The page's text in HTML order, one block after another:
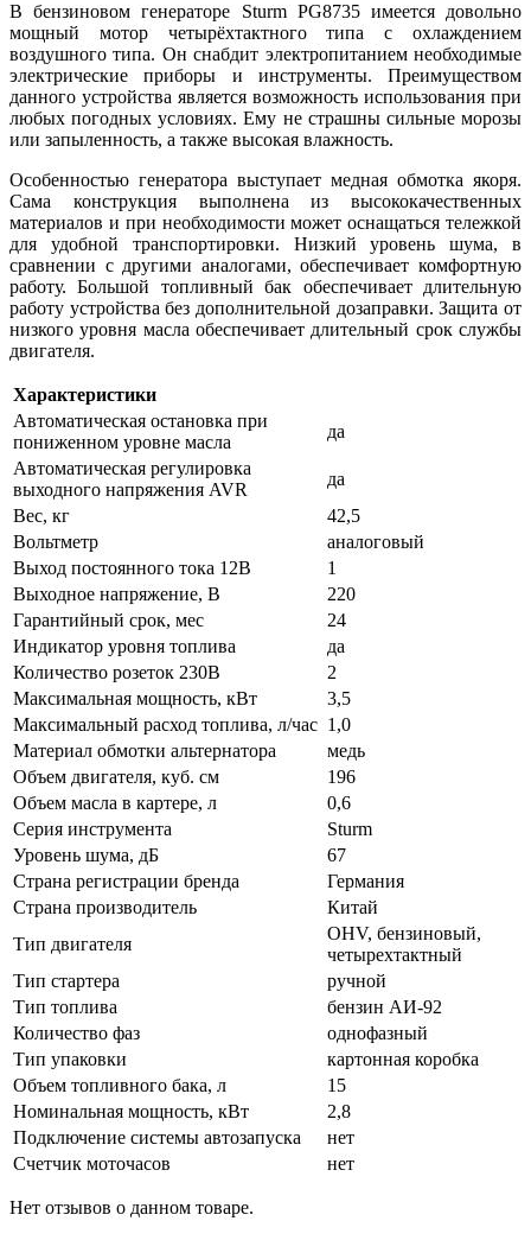
В бензиновом генераторе Sturm PG8735 имеется довольно
мощный мотор четырёхтактного типа с охлаждением
воздушного типа. Он снабдит электропитанием необходимые
электрические приборы и инструменты. Преимуществом
данного устройства является возможность использования при
любых погодных условиях. Ему не страшны сильные морозы
или запыленность, а также высокая влажность.
Особенностью генератора выступает медная обмотка якоря.
Сама конструкция выполнена из высококачественных
материалов и при необходимости может оснащаться тележкой
для удобной транспортировки. Низкий уровень шума, в
сравнении с другими аналогами, обеспечивает комфортную
работу. Большой топливный бак обеспечивает длительную
работу устройства без дополнительной дозаправки. Защита от
низкого уровня масла обеспечивает длительный срок службы
двигателя.
Характеристики
Автоматическая остановка при
пониженном уровне масла
да
Автоматическая регулировка
выходного напряжения AVR
да
Вес, кг
42,5
Вольтметр
аналоговый
Выход постоянного тока 12В
1
Выходное напряжение, В
220
Гарантийный срок, мес
24
Индикатор уровня топлива
да
Количество розеток 230В
2
Максимальная мощность, кВт
3,5
Максимальный расход топлива, л/час 1,0
Материал обмотки альтернатора
медь
Объем двигателя, куб. см
196
Объем масла в картере, л
0,6
Серия инструмента
Sturm
Уровень шума, дБ
67
Страна регистрации бренда
Германия
Страна производитель
Китай
Тип двигателя
OHV, бензиновый,
четырехтактный
Тип стартера
ручной
Тип топлива
бензин АИ-92
Количество фаз
однофазный
Тип упаковки
картонная коробка
Объем топливного бака, л
15
Номинальная мощность, кВт
2,8
Подключение системы автозапуска
нет
Счетчик моточасов
нет
Нет отзывов о данном товаре.